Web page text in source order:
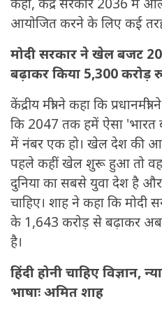
आयोजित करने के लिए कई तरह
मोदी सरकार ने खेल बजट
बढ़ाकर किया 5,300 करोड़
केंद्रीय मंत्री ने कहा कि
कि 2047 तक हमें ऐसा 'भारत
में नंबर एक हो। खेल देश की
पहले कहीं खेल शुरू हुआ तो वह
दुनिया का सबसे युवा देश है
चाहिए। शाह ने कहा कि
के 1,643 करोड़ से बढ़ाकर
है।
हिंदी होनी चाहिए विज्ञान,
भाषाः अमित शाह